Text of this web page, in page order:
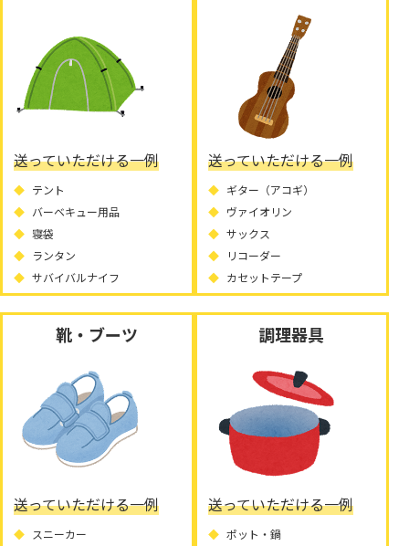
送っていただける一例
テント
バーベキュー用品
寝袋
ランタン
サバイバルナイフ
送っていただける一例
ギター（アコギ）
ヴァイオリン
サックス
リコーダー
カセットテープ
靴・ブーツ
送っていただける一例
スニーカー
調理器具
送っていただける一例
ポット・鍋